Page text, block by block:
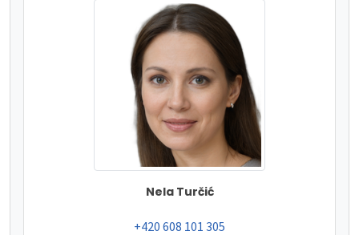
Nela Turčić
tel:
+420 608 101 305